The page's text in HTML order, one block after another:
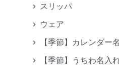
スリッパ
ウェア
【季節】カレンダー
【季節】うちわ名入